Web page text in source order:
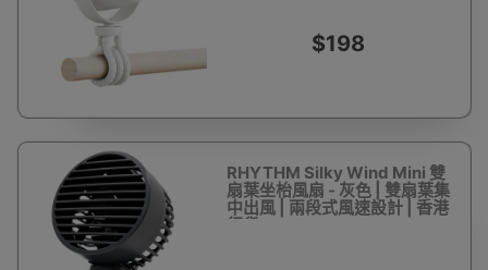
$198
RHYTHM Silky Wind Mini 雙
扇葉坐枱風扇 - 灰色 | 雙扇葉集
中出風 | 兩段式風速設計 | 香港
行貨